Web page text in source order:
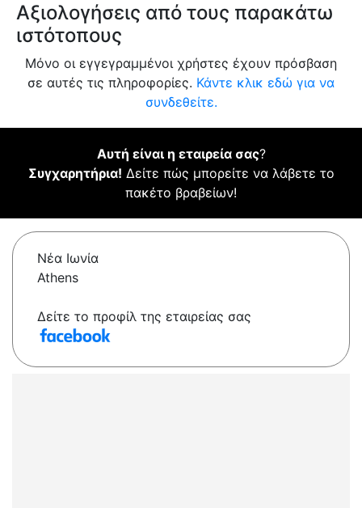
Αξιολογήσεις από τους παρακάτω
ιστότοπους
Μόνο οι εγγεγραμμένοι χρήστες έχουν πρόσβαση
σε αυτές τις πληροφορίες. Κάντε κλικ εδώ για να
συνδεθείτε.
Αυτή είναι η εταιρεία σας?
Συγχαρητήρια! Δείτε πώς μπορείτε να λάβετε το
πακέτο βραβείων!
Νέα Ιωνία
Athens
Δείτε το προφίλ της εταιρείας σας